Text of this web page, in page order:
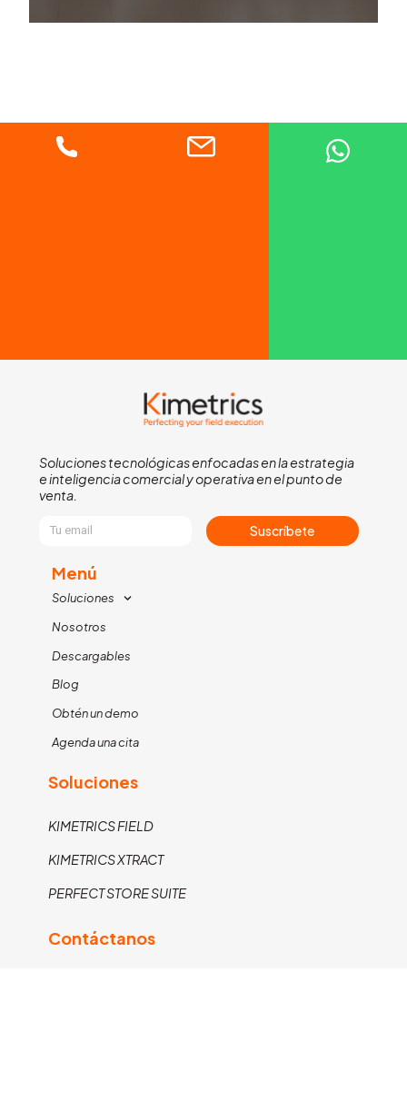
Soluciones tecnológicas enfocadas en la estrategia
e inteligencia comercial y operativa en el punto de
venta.
Suscríbete
Menú
Soluciones
Nosotros
Descargables
Blog
Obtén un demo
Agenda una cita
Soluciones
KIMETRICS FIELD
KIMETRICS XTRACT
PERFECT STORE SUITE
Contáctanos